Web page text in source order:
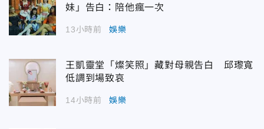
妹」告白：陪他瘋一次
13小時前 娛樂
王凱靈堂「燦笑照」藏對母親告白 邱瓈寬
低調到場致哀
14小時前 娛樂